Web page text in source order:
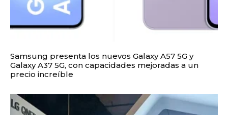
Samsung presenta los nuevos Galaxy A57 5G y
Galaxy A37 5G, con capacidades mejoradas a un
precio increíble